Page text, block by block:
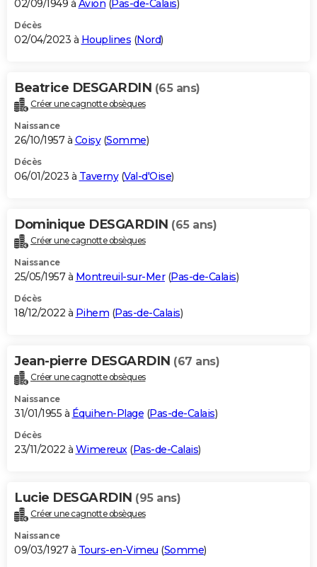
02/09/1949 à Avion (Pas-de-Calais)
Décès
02/04/2023 à Houplines (Nord)
Beatrice DESGARDIN (65 ans)
Créer une cagnotte obsèques
Naissance
26/10/1957 à Coisy(Somme)
Décès
06/01/2023 à Taverny(Val-d'Oise)
Dominique DESGARDIN (65 ans)
Créer une cagnotte obsèques
Naissance
25/05/1957 à Montreuil-sur-Mer(Pas-de-Calais)
Décès
18/12/2022 à Pihem (Pas-de-Calais)
Jean-pierre DESGARDIN (67 ans)
Créer une cagnotte obsèques
Naissance
31/01/1955 à Équihen-Plage (Pas-de-Calais)
Décès
23/11/2022 à Wimereux(Pas-de-Calais)
Lucie DESGARDIN (95 ans)
Créer une cagnotte obsèques
Naissance
09/03/1927 à Tours-en-Vimeu (Somme)